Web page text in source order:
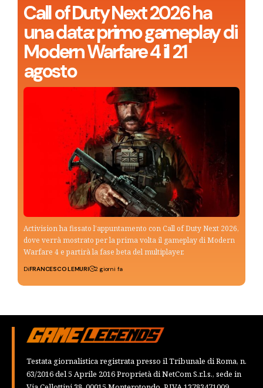
Call of Duty Next 2026 ha
una data: primo gameplay di
Modern Warfare 4 il 21
agosto
Activision ha fissato l’appuntamento con Call of Duty Next 2026,
dove verrà mostrato per la prima volta il gameplay di Modern
Warfare 4 e partirà la fase beta del multiplayer.
DiFRANCESCO LEMURI 2 giorni fa
Testata giornalistica registrata presso il Tribunale di Roma, n.
63/2016 del 5 Aprile 2016 Proprietà di NetCom S.r.l.s., sede in